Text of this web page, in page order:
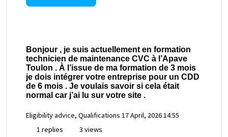
Bonjour , je suis actuellement en formation
technicien de maintenance CVC à l’Apave
Toulon . À l’issue de ma formation de 3 mois
je dois intégrer votre entreprise pour un CDD
de 6 mois . Je voulais savoir si cela était
normal car j’ai lu sur votre site .
Eligibility advice, Qualifications 17 April, 2026 14:55
1 replies
3 views